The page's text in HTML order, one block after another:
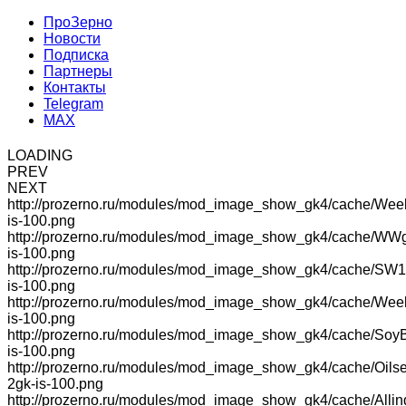
ПроЗерно
Новости
Подписка
Партнеры
Контакты
Telegram
MAX
LOADING
PREV
NEXT
http://prozerno.ru/modules/mod_image_show_gk4/cache/
is-100.png
http://prozerno.ru/modules/mod_image_show_gk4/cache/
is-100.png
http://prozerno.ru/modules/mod_image_show_gk4/cache/
is-100.png
http://prozerno.ru/modules/mod_image_show_gk4/cache/
is-100.png
http://prozerno.ru/modules/mod_image_show_gk4/cache/
is-100.png
http://prozerno.ru/modules/mod_image_show_gk4/cache/
2gk-is-100.png
http://prozerno.ru/modules/mod_image_show_gk4/cache/